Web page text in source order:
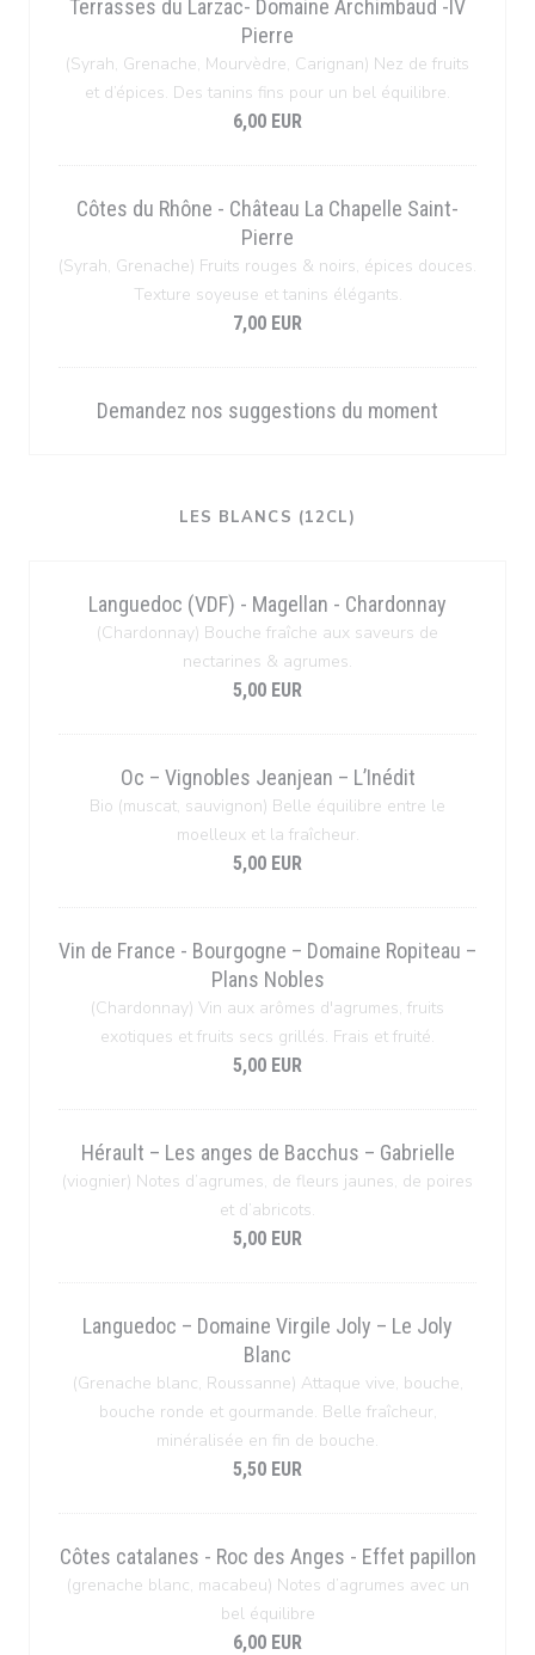
Terrasses du Larzac- Domaine Archimbaud -IV
Pierre
(Syrah, Grenache, Mourvèdre, Carignan) Nez de fruits
et d’épices. Des tanins fins pour un bel équilibre.
6,00 EUR
Côtes du Rhône - Château La Chapelle Saint-
Pierre
(Syrah, Grenache) Fruits rouges & noirs, épices douces.
Texture soyeuse et tanins élégants.
7,00 EUR
Demandez nos suggestions du moment
LES BLANCS (12CL)
Languedoc (VDF) - Magellan - Chardonnay
(Chardonnay) Bouche fraîche aux saveurs de
nectarines & agrumes.
5,00 EUR
Oc – Vignobles Jeanjean – L’Inédit
Bio (muscat, sauvignon) Belle équilibre entre le
moelleux et la fraîcheur.
5,00 EUR
Vin de France - Bourgogne – Domaine Ropiteau –
Plans Nobles
(Chardonnay) Vin aux arômes d'agrumes, fruits
exotiques et fruits secs grillés. Frais et fruité.
5,00 EUR
Hérault – Les anges de Bacchus – Gabrielle
(viognier) Notes d’agrumes, de fleurs jaunes, de poires
et d’abricots.
5,00 EUR
Languedoc – Domaine Virgile Joly – Le Joly
Blanc
(Grenache blanc, Roussanne) Attaque vive, bouche,
bouche ronde et gourmande. Belle fraîcheur,
minéralisée en fin de bouche.
5,50 EUR
Côtes catalanes - Roc des Anges - Effet papillon
(grenache blanc, macabeu) Notes d’agrumes avec un
bel équilibre
6,00 EUR